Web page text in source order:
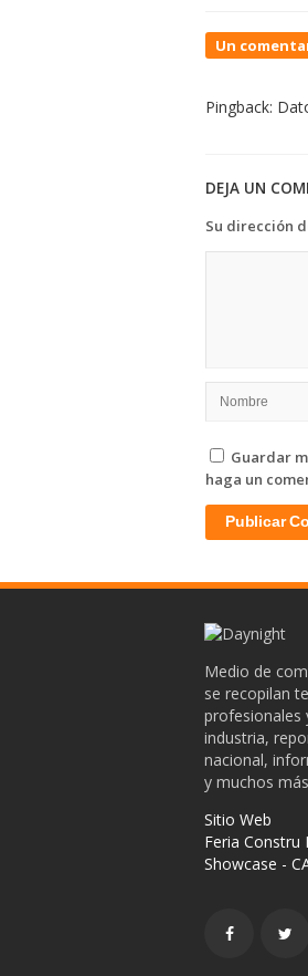
Un
Pingback:
DEJA UN
Su dirección
Guardar
haga un
Medio de
se recopilan
profesionales
industria,
nacional,
y muchos
Sitio Web
Feria Constru
Showcase -